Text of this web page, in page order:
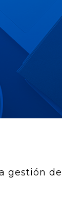
gestión de